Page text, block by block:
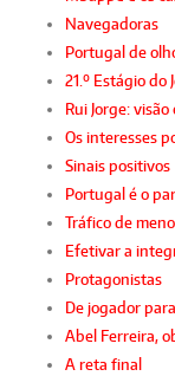
Navegadoras
Portugal de
21.º Estágio do
Rui Jorge: visão
Os interesses
Sinais positivos
Portugal é o
Tráfico de
Efetivar a
Protagonistas
De jogador
Abel Ferreira,
A reta final